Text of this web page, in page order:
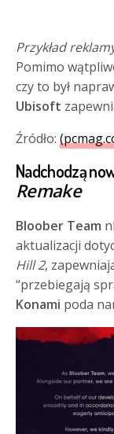
Przykład
Pomimo
czy to był
Ubisoft
Źródło:
Nadchodzą
Remake
Bloober Team
aktualizacji
Hill 2,
“przebiegają
Konami poda